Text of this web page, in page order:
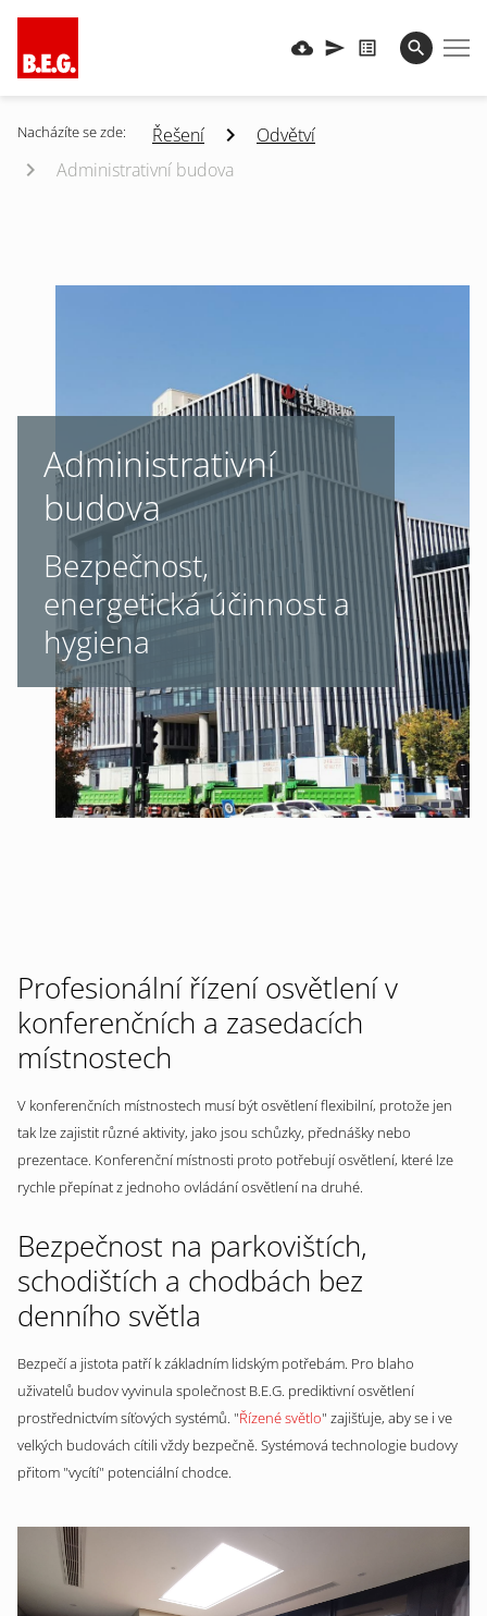
Nacházíte se zde: Řešení
Odvětví
Administrativní budova
Administrativní
budova
Bezpečnost,
energetická účinnost a
hygiena
Profesionální řízení osvětlení v
konferenčních a zasedacích
místnostech
V konferenčních místnostech musí být osvětlení flexibilní, protože jen
tak lze zajistit různé aktivity, jako jsou schůzky, přednášky nebo
prezentace. Konferenční místnosti proto potřebují osvětlení, které lze
rychle přepínat z jednoho ovládání osvětlení na druhé.
Bezpečnost na parkovištích,
schodištích a chodbách bez
denního světla
Bezpečí a jistota patří k základním lidským potřebám. Pro blaho
uživatelů budov vyvinula společnost B.E.G. prediktivní osvětlení
prostřednictvím síťových systémů. "Řízené světlo" zajišťuje, aby se i ve
velkých budovách cítili vždy bezpečně. Systémová technologie budovy
přitom "vycítí" potenciální chodce.